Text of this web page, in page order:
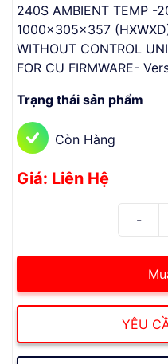
240S AMBIENT TEMP -
1000x305x357
WITHOUT CONTROL
FOR CU FIRMWARE-
Trạng thái sản phẩm
Còn Hàng
Giá: Liên Hệ
YÊU